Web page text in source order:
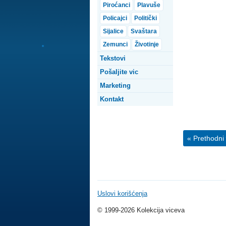
« Prethodni
Piroćanci
Plavuše
Policajci
Politički
Sijalice
Svaštara
Zemunci
Životinje
Tekstovi
Pošaljite vic
Marketing
Kontakt
Uslovi korišćenja
© 1999-2026 Kolekcija viceva